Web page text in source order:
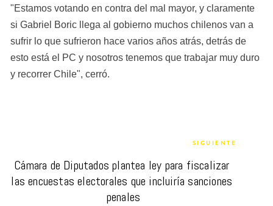
"Estamos votando en contra del mal mayor, y claramente
si Gabriel Boric llega al gobierno muchos chilenos van a
sufrir lo que sufrieron hace varios años atrás, detrás de
esto está el PC y nosotros tenemos que trabajar muy duro
y recorrer Chile", cerró.
SIGUIENTE
Cámara de Diputados plantea ley para fiscalizar
las encuestas electorales que incluiría sanciones
penales